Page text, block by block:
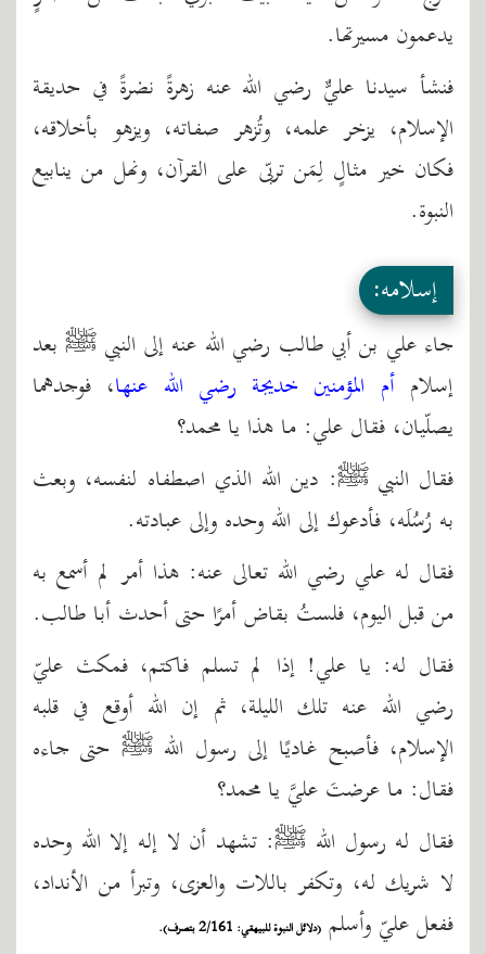
يدعمون مسيرتها.
فنشأ سيدنا عليٌّ رضي الله عنه زهرةً نضرةً في حديقة
الإسلام، يزخر علمه، وتُزهر صفاته، ويزهو بأخلاقه،
فكان خير مثالٍ لِمَن تربّى على القرآن، ونهل من ينابيع
النبوة.
إسلامه:
جاء علي بن أبي طالب رضي الله عنه إلى النبي ﷺ بعد
إسلامأم المؤمنين خديجة رضي الله عنها، فوجدهما
يصلّيان، فقال علي: ما هذا يا محمد؟
فقال النبي ﷺ: دين الله الذي اصطفاه لنفسه، وبعث
به رُسُلَه، فأدعوك إلى الله وحده وإلى عبادته.
فقال له علي رضي الله تعالى عنه: هذا أمر لم أسمع به
من قبل اليوم، فلستُ بقاض أمرًا حتى أحدث أبا طالب.
فقال له: يا علي! إذا لم تسلم فاكتم، فمكث عليّ
رضي الله عنه تلك الليلة، ثم إن الله أوقع في قلبه
الإسلام، فأصبح غاديًا إلى رسول الله ﷺ حتى جاءه
فقال: ما عرضتَ عليَّ يا محمد؟
فقال له رسول الله ﷺ: تشهد أن لا إله إلا الله وحده
لا شريك له، وتكفر باللات والعزى، وتبرأ من الأنداد،
ففعل عليّ وأسلم (دلائل النبوة للبيهقي: 2/161 بتصرف).